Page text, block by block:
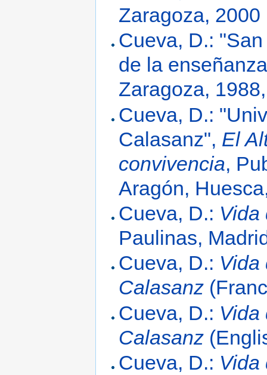
Zaragoza, 2000
Cueva, D.:
de la
Zaragoza,
Cueva, D.:
Calasanz", El
convivencia,
Aragón,
Cueva, D.: Vida
Paulinas,
Cueva, D.: Vida
Calasanz
Cueva, D.: Vida
Calasanz
Cueva, D.: Vida